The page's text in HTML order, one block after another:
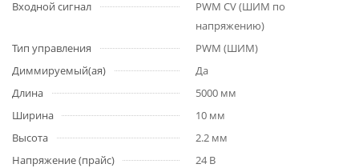
Входной сигнал
PWM СV (ШИМ по
напряжению)
Тип управления
PWM (ШИМ)
Диммируемый(ая)
Да
Длина
5000 мм
Ширина
10 мм
Высота
2.2 мм
Напряжение (прайс)
24 В